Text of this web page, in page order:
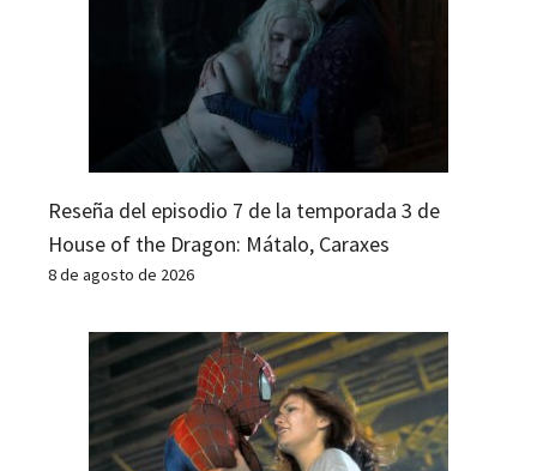
Reseña del episodio 7 de la temporada 3 de
House of the Dragon: Mátalo, Caraxes
8 de agosto de 2026